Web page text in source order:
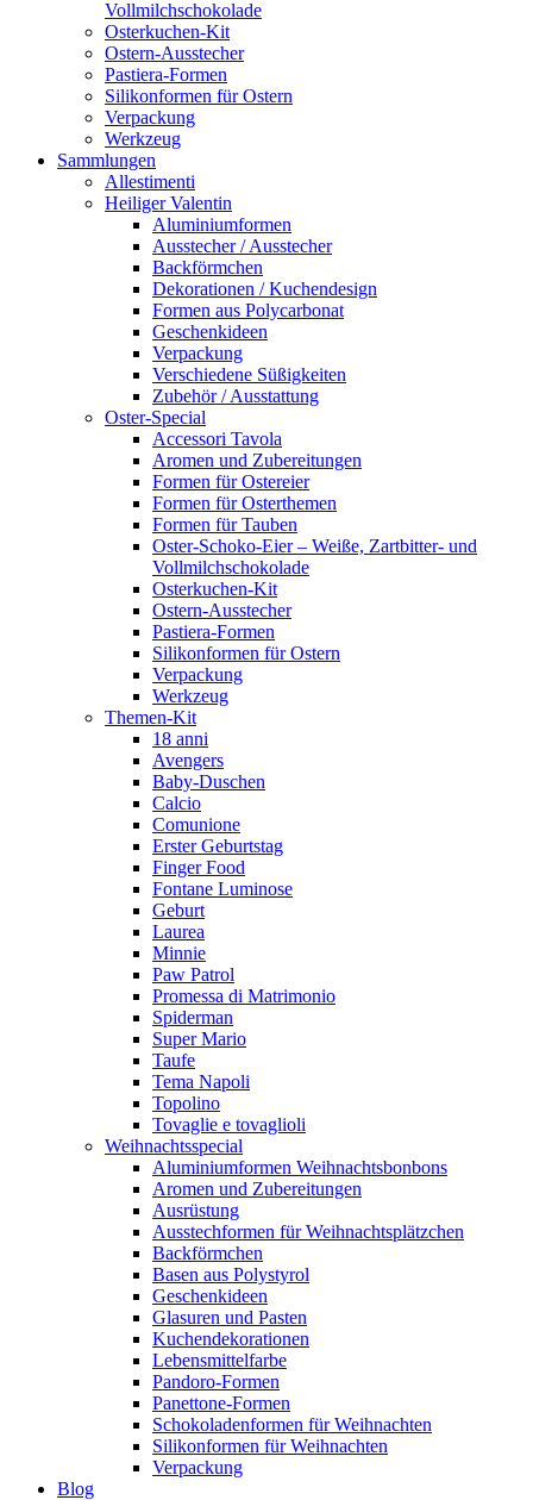
Vollmilchschokolade
Osterkuchen-Kit
Ostern-Ausstecher
Pastiera-Formen
Silikonformen für Ostern
Verpackung
Werkzeug
Sammlungen
Allestimenti
Heiliger Valentin
Aluminiumformen
Ausstecher / Ausstecher
Backförmchen
Dekorationen / Kuchendesign
Formen aus Polycarbonat
Geschenkideen
Verpackung
Verschiedene Süßigkeiten
Zubehör / Ausstattung
Oster-Special
Accessori Tavola
Aromen und Zubereitungen
Formen für Ostereier
Formen für Osterthemen
Formen für Tauben
Oster-Schoko-Eier – Weiße, Zartbitter- und
Vollmilchschokolade
Osterkuchen-Kit
Ostern-Ausstecher
Pastiera-Formen
Silikonformen für Ostern
Verpackung
Werkzeug
Themen-Kit
18 anni
Avengers
Baby-Duschen
Calcio
Comunione
Erster Geburtstag
Finger Food
Fontane Luminose
Geburt
Laurea
Minnie
Paw Patrol
Promessa di Matrimonio
Spiderman
Super Mario
Taufe
Tema Napoli
Topolino
Tovaglie e tovaglioli
Weihnachtsspecial
Aluminiumformen Weihnachtsbonbons
Aromen und Zubereitungen
Ausrüstung
Ausstechformen für Weihnachtsplätzchen
Backförmchen
Basen aus Polystyrol
Geschenkideen
Glasuren und Pasten
Kuchendekorationen
Lebensmittelfarbe
Pandoro-Formen
Panettone-Formen
Schokoladenformen für Weihnachten
Silikonformen für Weihnachten
Verpackung
Blog